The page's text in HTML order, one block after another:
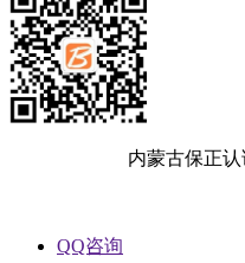
内蒙古保正
QQ咨询